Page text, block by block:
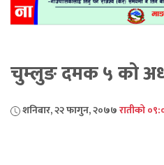
चुम्लुङ दमक ५ को
शनिबार, २२ फागुन, २०७७रातीको